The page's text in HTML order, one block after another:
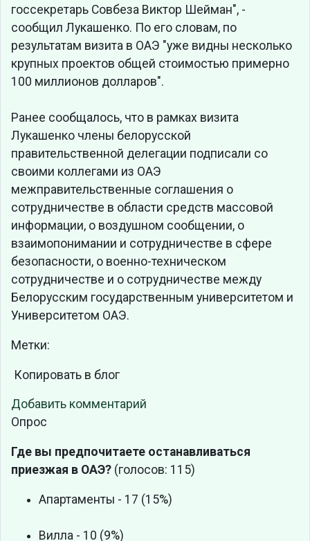
госсекретарь Совбеза Виктор Шейман", -
сообщил Лукашенко. По его словам, по
результатам визита в ОАЭ "уже видны несколько
крупных проектов общей стоимостью примерно
100 миллионов долларов".
Ранее сообщалось, что в рамках визита
Лукашенко члены белорусской
правительственной делегации подписали со
своими коллегами из ОАЭ
межправительственные соглашения о
сотрудничестве в области средств массовой
информации, о воздушном сообщении, о
взаимопонимании и сотрудничестве в сфере
безопасности, о военно-техническом
сотрудничестве и о сотрудничестве между
Белорусским государственным университетом и
Университетом ОАЭ.
Метки:
Копировать в блог
Добавить комментарий
Опрос
Где вы предпочитаете останавливаться
приезжая в ОАЭ? (голосов: 115)
Апартаменты - 17 (15%)
Вилла - 10 (9%)